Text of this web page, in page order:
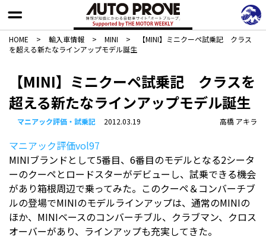
HOME > 輸入車情報 > MINI >
【MINI】ミニクーペ試乗記 クラス
を超える新たなラインアップモデル誕生
【MINI】ミニクーペ試乗記 クラスを
超える新たなラインアップモデル誕生
マニアック評価・試乗記 2012.03.19 高橋 アキラ
マニアック評価vol97
MINIブランドとして5番目、6番目のモデルとなる2シータ
ーのクーペとロードスターがデビューし、試乗できる機会
があり箱根周辺で乗ってみた。このクーペ＆コンバーチブ
ルの登場でMINIのモデルラインアップは、通常のMINIの
ほか、MINIベースのコンバーチブル、クラブマン、クロス
オーバーがあり、ラインアップも充実してきた。